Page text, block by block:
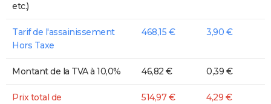
etc.)
Tarif de l'assainissement
Hors Taxe
468,15 € 3,90 €
Montant de la TVA à 10,0% 46,82 € 0,39 €
Prix total de
514,97 € 4,29 €